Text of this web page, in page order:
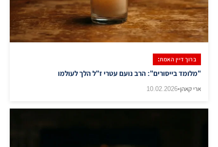
ברוך דיין האמת:
"מלומד בייסורים": הרב נועם עטרי ז"ל הלך לעולמו
ארי קאהן•
10.02.2026